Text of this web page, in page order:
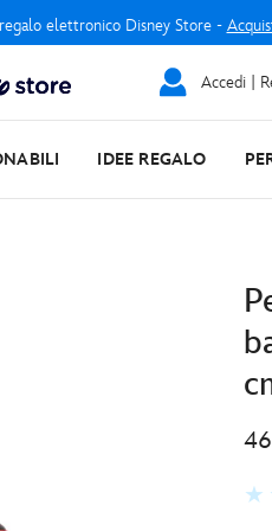
elettronico Disney Store -
Accedi |
IDEE REGALO